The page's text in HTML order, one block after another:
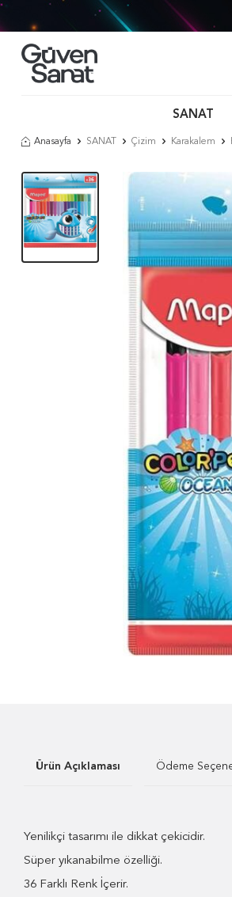
SANAT
Anasayfa SANAT Çizim Karakalem
Ürün Açıklaması Ödeme
Yenilikçi tasarımı ile dikkat çekicidir.
Süper yıkanabilme özelliği.
36 Farklı Renk İçerir.